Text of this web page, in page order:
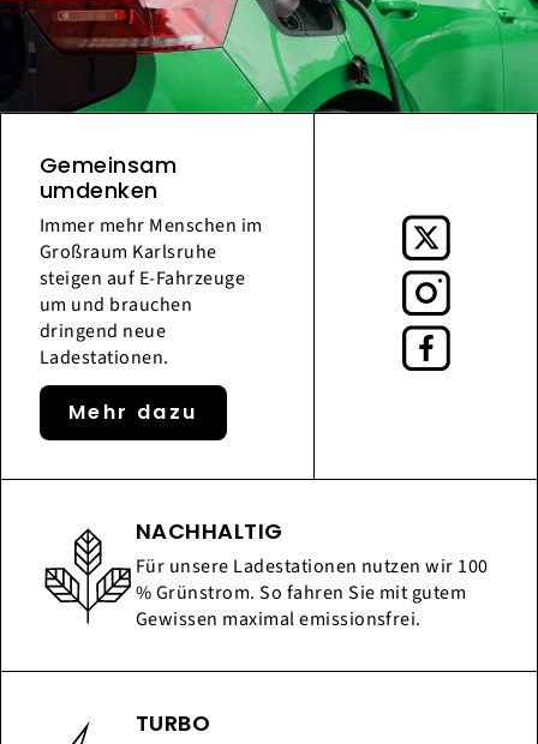
Gemeinsam
umdenken
Immer mehr Menschen im
Großraum Karlsruhe
steigen auf E-Fahrzeuge
um und brauchen
dringend neue
Ladestationen.
Mehr dazu
NACHHALTIG
Für unsere Ladestationen nutzen wir 100
% Grünstrom. So fahren Sie mit gutem
Gewissen maximal emissionsfrei.
TURBO